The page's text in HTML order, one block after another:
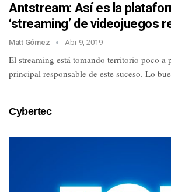
Antstream: Así es la
‘streaming’ de videojuegos
Matt Gómez Abr 9, 2019
El streaming está tomando territorio poco a
principal responsable de este suceso. Lo
Cybertec